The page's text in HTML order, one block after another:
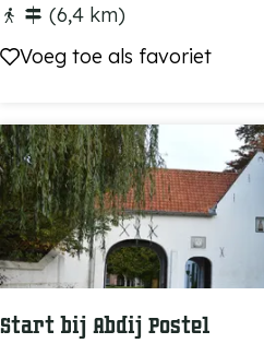
w
a
d
e
r
o
u
t
u
u
a
n
d
e
l
n
(6,4 km)
Voeg toe als favoriet
Voeg toe als favoriet
Start bij Abdij Postel